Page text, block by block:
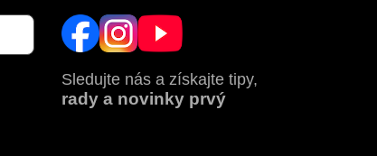
Sledujte nás a získajte tipy,
rady a novinky prvý